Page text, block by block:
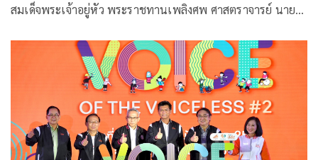
สมเด็จพระเจ้าอยู่หัว พระราชทานเพลิงศพ ศาสตราจารย์ นาย